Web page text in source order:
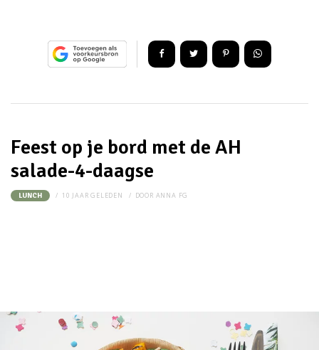
Feest op je bord met de AH
salade-4-daagse
LUNCH 10 JAAR GELEDEN DOOR ANNA FG